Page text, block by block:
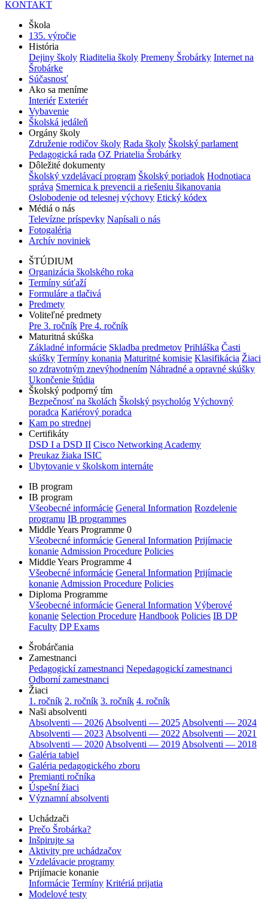
KONTAKT
Škola
135. výročie
História
Dejiny školy Riaditelia školy Premeny Šrobárky Internet na
Šrobárke
Súčasnosť
Ako sa meníme
Interiér Exteriér
Vybavenie
Školská jedáleň
Orgány školy
Združenie rodičov školy Rada školy Školský parlament
Pedagogická rada OZ Priatelia Šrobárky
Dôležité dokumenty
Školský vzdelávací program Školský poriadok Hodnotiaca
správa Smernica k prevencii a riešeniu šikanovania
Oslobodenie od telesnej výchovy Etický kódex
Médiá o nás
Televízne príspevky Napísali o nás
Fotogaléria
Archív noviniek
ŠTÚDIUM
Organizácia školského roka
Termíny súťaží
Formuláre a tlačivá
Predmety
Voliteľné predmety
Pre 3. ročník Pre 4. ročník
Maturitná skúška
Základné informácie Skladba predmetov Prihláška Časti
skúšky Termíny konania Maturitné komisie Klasifikácia Žiaci
so zdravotným znevýhodnením Náhradné a opravné skúšky
Ukončenie štúdia
Školský podporný tím
Bezpečnosť na školách Školský psychológ Výchovný
poradca Kariérový poradca
Kam po strednej
Certifikáty
DSD I a DSD II Cisco Networking Academy
Preukaz žiaka ISIC
Ubytovanie v školskom internáte
IB program
IB program
Všeobecné informácie General Information Rozdelenie
programu IB programmes
Middle Years Programme 0
Všeobecné informácie General Information Prijímacie
konanie Admission Procedure Policies
Middle Years Programme 4
Všeobecné informácie General Information Prijímacie
konanie Admission Procedure Policies
Diploma Programme
Všeobecné informácie General Information Výberové
konanie Selection Procedure Handbook Policies IB DP
Faculty DP Exams
Šrobárčania
Zamestnanci
Pedagogickí zamestnanci Nepedagogickí zamestnanci
Odborní zamestnanci
Žiaci
1. ročník 2. ročník 3. ročník 4. ročník
Naši absolventi
Absolventi — 2026 Absolventi — 2025 Absolventi — 2024
Absolventi — 2023 Absolventi — 2022 Absolventi — 2021
Absolventi — 2020 Absolventi — 2019 Absolventi — 2018
Galéria tabiel
Galéria pedagogického zboru
Premianti ročníka
Úspešní žiaci
Významní absolventi
Uchádzači
Prečo Šrobárka?
Inšpirujte sa
Aktivity pre uchádzačov
Vzdelávacie programy
Prijímacie konanie
Informácie Termíny Kritériá prijatia
Modelové testy